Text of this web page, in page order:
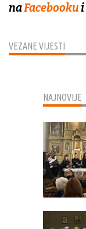
VEZANE VIJESTI
naFacebookui
NAJNOVIJE